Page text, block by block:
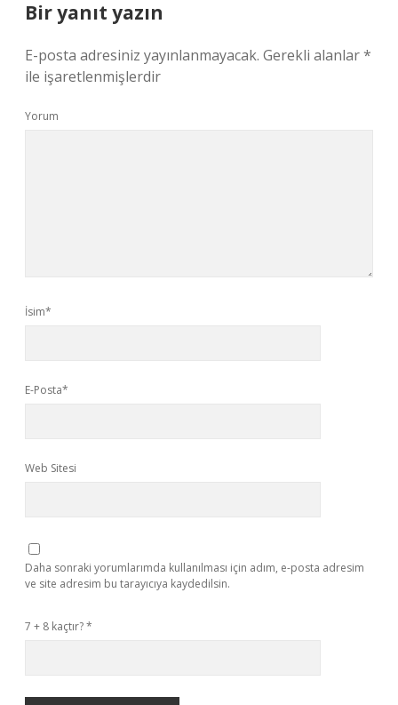
Bir yanıt yazın
E-posta adresiniz yayınlanmayacak. Gerekli alanlar*
ile işaretlenmişlerdir
Yorum
İsim*
E-Posta*
Web Sitesi
Daha sonraki yorumlarımda kullanılması için adım, e-posta adresim
ve site adresim bu tarayıcıya kaydedilsin.
7 + 8 kaçtır?*